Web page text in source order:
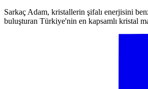
Sarkaç Adam, kristallerin şifalı enerjisini
buluşturan Türkiye'nin en kapsamlı kristal